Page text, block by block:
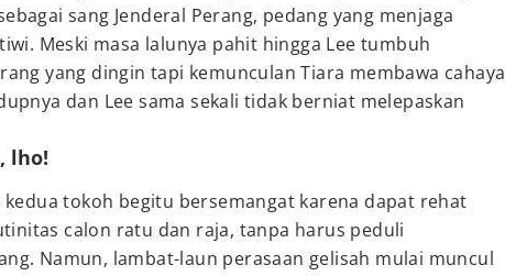
sang Jenderal Perang, pedang yang menjaga
Meski masa lalunya pahit hingga Lee tumbuh
yang dingin tapi kemunculan Tiara membawa cahaya
dan Lee sama sekali tidak berniat melepaskan
lho!
kedua tokoh begitu bersemangat karena dapat rehat
calon ratu dan raja, tanpa harus peduli
Namun, lambat-laun perasaan gelisah mulai muncul